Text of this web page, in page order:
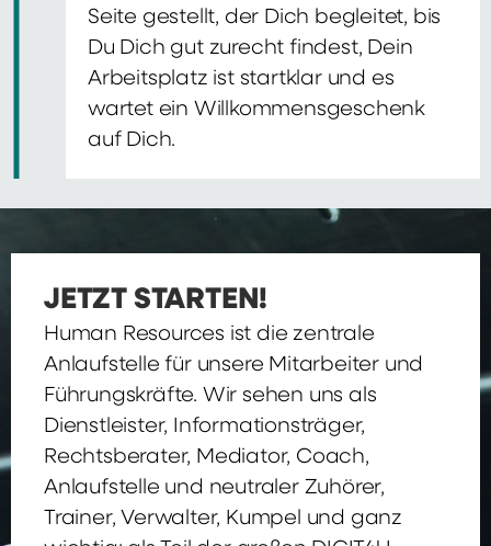
Seite gestellt, der Dich begleitet, bis
Du Dich gut zurecht findest, Dein
Arbeitsplatz ist startklar und es
wartet ein Willkommensgeschenk
auf Dich.
JETZT STARTEN!
Human Resources ist die zentrale
Anlaufstelle für unsere Mitarbeiter und
Führungskräfte. Wir sehen uns als
Dienstleister, Informationsträger,
Rechtsberater, Mediator, Coach,
Anlaufstelle und neutraler Zuhörer,
Trainer, Verwalter, Kumpel und ganz